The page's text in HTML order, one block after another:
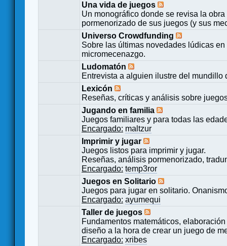
Una vida de juegos
Un monográfico donde se revisa la
pormenorizado de sus juegos (y sus
Universo Crowdfunding
Sobre las últimas novedades lúdicas
micromecenazgo.
Ludomatón
Entrevista a alguien ilustre del mundillo
Lexicón
Reseñas, críticas y análisis sobre
Jugando en familia
Juegos familiares y para todas las
Encargado: maltzur
Imprimir y jugar
Juegos listos para imprimir y jugar.
Reseñas, análisis pormenorizado,
Encargado: temp3ror
Juegos en Solitario
Juegos para jugar en solitario.
Encargado: ayumequi
Taller de juegos
Fundamentos matemáticos,
diseño a la hora de crear un juego de
Encargado: xribes